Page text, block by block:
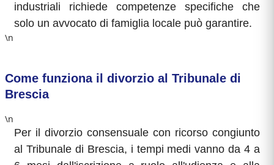
industriali richiede competenze specifiche che
solo un avvocato di famiglia locale può garantire.
\n
Come funziona il divorzio al Tribunale di
Brescia
\n
Per il divorzio consensuale con ricorso congiunto
al Tribunale di Brescia, i tempi medi vanno da 4 a